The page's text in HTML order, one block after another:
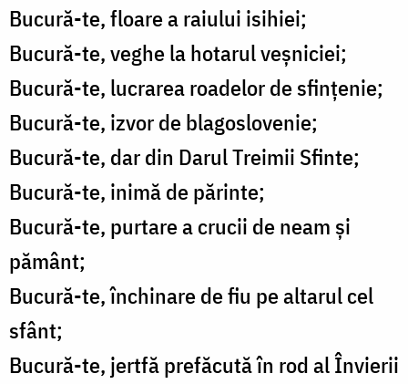
Bucură-te, floare a raiului isihiei;
Bucură-te, veghe la hotarul veșniciei;
Bucură-te, lucrarea roadelor de sfințenie;
Bucură-te, izvor de blagoslovenie;
Bucură-te, dar din Darul Treimii Sfinte;
Bucură-te, inimă de părinte;
Bucură-te, purtare a crucii de neam și
pământ;
Bucură-te, închinare de fiu pe altarul cel
sfânt;
Bucură-te, jertfă prefăcută în rod al Învierii